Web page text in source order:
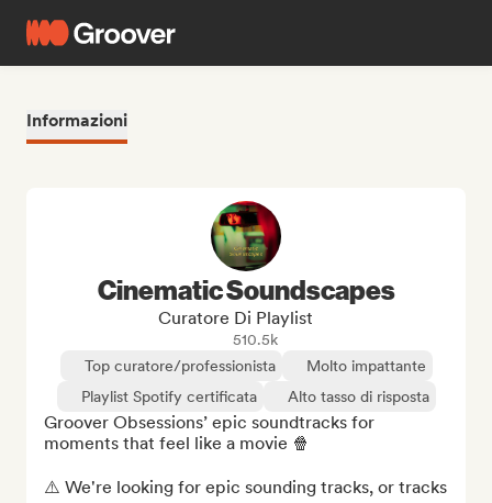
Informazioni
Cinematic Soundscapes
Curatore Di Playlist
510.5k
Top curatore/professionista
Molto impattante
Playlist Spotify certificata
Alto tasso di risposta
Groover Obsessions’ epic soundtracks for
moments that feel like a movie 🍿
⚠️ We're looking for epic sounding tracks, or tracks